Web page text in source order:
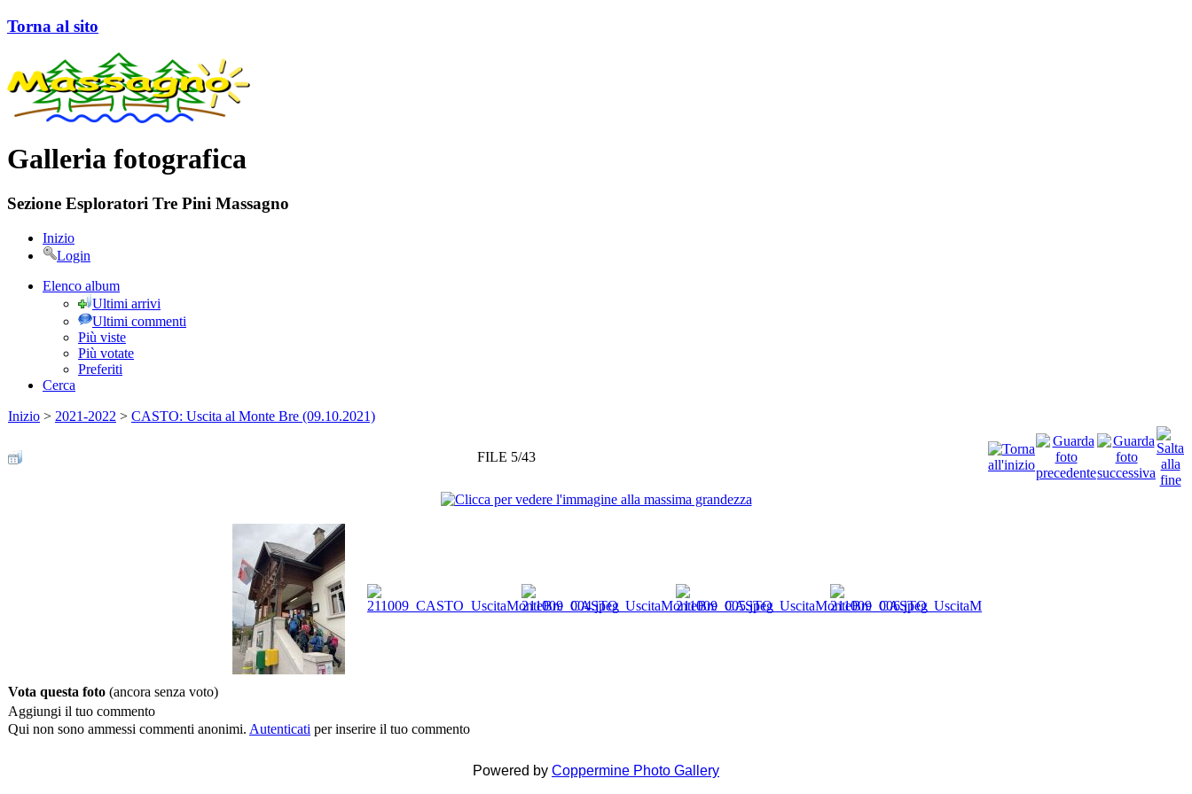
Torna al sito
Galleria fotografica
Sezione Esploratori Tre Pini Massagno
Inizio
Login
Elenco album
Ultimi arrivi
Ultimi commenti
Più viste
Più votate
Preferiti
Cerca
Inizio > 2021-2022 > CASTO: Uscita al Monte Bre (09.10.2021)
FILE 5/43
Vota questa foto (ancora senza voto)
Aggiungi il tuo commento
Qui non sono ammessi commenti anonimi. Autenticati per inserire il tuo commento
Powered by Coppermine Photo Gallery